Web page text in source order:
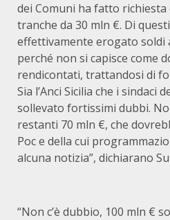
dei Comuni ha fatto
tranche da 30 mln €. Di
effettivamente erogato soldi
perché non si capisce come
rendicontati, trattandosi di
Sia l’Anci Sicilia che i sindaci
sollevato fortissimi dubbi.
restanti 70 mln €, che
Poc e della cui
alcuna notizia”, dichiarano
“Non c’è dubbio, 100 mln €